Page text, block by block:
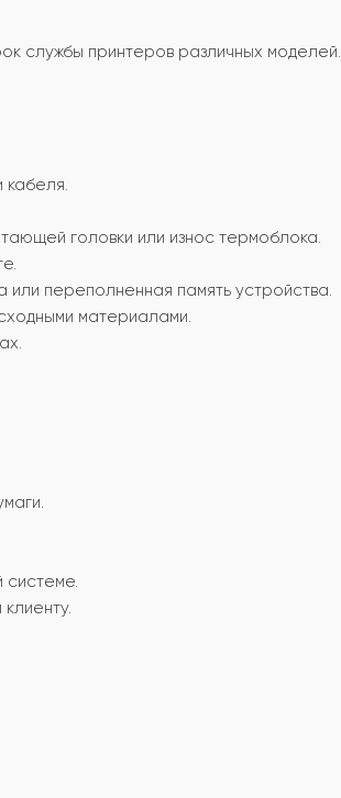
службы принтеров различных моделей.
кабеля.
головки или износ термоблока.
или переполненная память устройства.
материалами.
системе.